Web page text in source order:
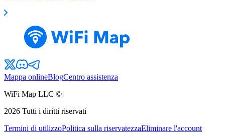
Mappa onlineBlogCentro assistenza
WiFi Map LLC ©
2026 Tutti i diritti riservati
Termini di utilizzoPolitica sulla riservatezzaEliminare l'account